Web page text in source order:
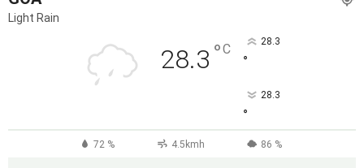
Light Rain
28.3 °C 28.3
°
28.3
°
72 % 4.5kmh 86 %